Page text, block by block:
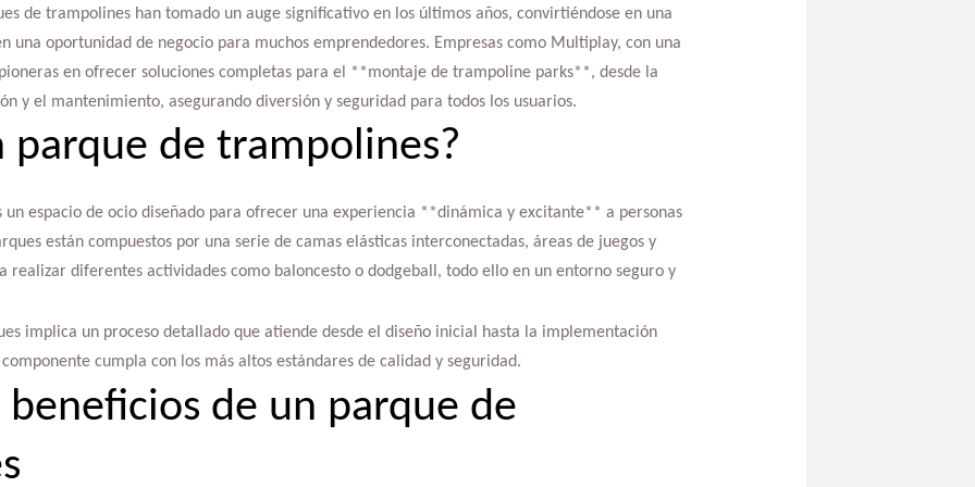
de trampolines han tomado un auge significativo en los últimos años, convirtiéndose en una
una oportunidad de negocio para muchos emprendedores. Empresas como Multiplay, con una
en ofrecer soluciones completas para el **montaje de trampoline parks**, desde la
y el mantenimiento, asegurando diversión y seguridad para todos los usuarios.
parque de trampolines?
un espacio de ocio diseñado para ofrecer una experiencia **dinámica y excitante** a personas
están compuestos por una serie de camas elásticas interconectadas, áreas de juegos y
realizar diferentes actividades como baloncesto o dodgeball, todo ello en un entorno seguro y
implica un proceso detallado que atiende desde el diseño inicial hasta la implementación
cumpla con los más altos estándares de calidad y seguridad.
de un parque de